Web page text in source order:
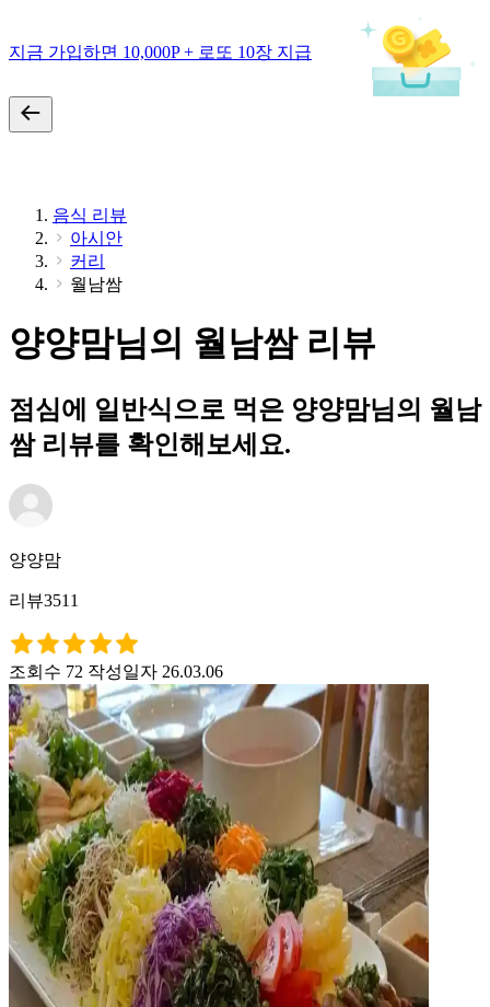
지금 가입하면 10,000P + 로또 10장 지급
음식 리뷰
아시안
커리
월남쌈
양양맘님의 월남쌈 리뷰
점심에 일반식으로 먹은 양양맘님의 월남
쌈 리뷰를 확인해보세요.
양양맘
리뷰3511
조회수 72 작성일자 26.03.06